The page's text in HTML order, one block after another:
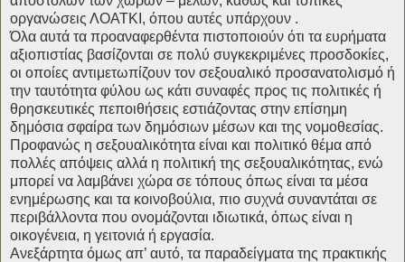
οργανώσεις ΛΟΑΤΚΙ, όπου αυτές υπάρχουν .
Όλα αυτά τα προαναφερθέντα πιστοποιούν ότι τα ευρήματα
αξιοπιστίας βασίζονται σε πολύ συγκεκριμένες προσδοκίες,
οι οποίες αντιμετωπίζουν τον σεξουαλικό προσανατολισμό ή
την ταυτότητα φύλου ως κάτι συναφές προς τις πολιτικές ή
θρησκευτικές πεποιθήσεις εστιάζοντας στην επίσημη
δημόσια σφαίρα των δημόσιων μέσων και της νομοθεσίας.
Προφανώς η σεξουαλικότητα είναι και πολιτικό θέμα από
πολλές απόψεις αλλά η πολιτική της σεξουαλικότητας, ενώ
μπορεί να λαμβάνει χώρα σε τόπους όπως είναι τα μέσα
ενημέρωσης και τα κοινοβούλια, πιο συχνά συναντάται σε
περιβάλλοντα που ονομάζονται ιδιωτικά, όπως είναι η
οικογένεια, η γειτονιά ή εργασία.
Ανεξάρτητα όμως απ’ αυτό, τα παραδείγματα της πρακτικής